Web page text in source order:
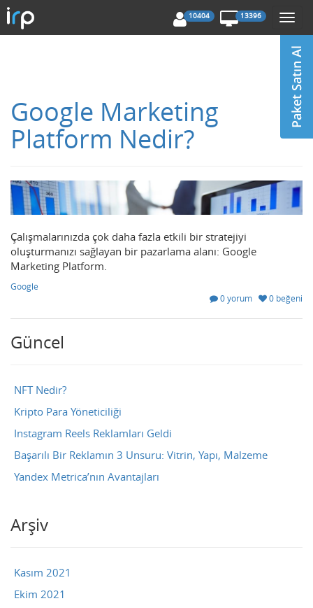
10404 13396
Google Marketing
Platform Nedir?
Çalışmalarınızda çok daha fazla etkili bir stratejiyi
oluşturmanızı sağlayan bir pazarlama alanı: Google
Marketing Platform.
Google
0 yorum
0 beğeni
Güncel
NFT Nedir?
Kripto Para Yöneticiliği
Instagram Reels Reklamları Geldi
Başarılı Bir Reklamın 3 Unsuru: Vitrin, Yapı, Malzeme
Yandex Metrica’nın Avantajları
Arşiv
Kasım 2021
Ekim 2021